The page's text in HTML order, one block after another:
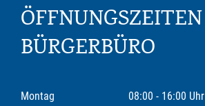
ÖFFNUNGSZEITEN
BÜRGERBÜRO
Montag 08:00 - 16:00 Uhr